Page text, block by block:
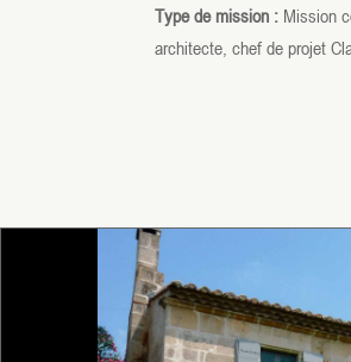
Type de mission : Mission
architecte, chef de projet